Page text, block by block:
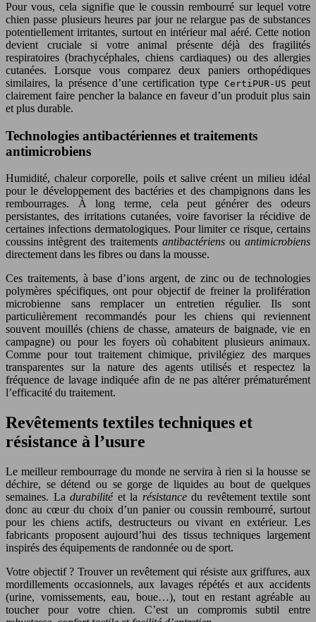
Pour vous, cela signifie que le coussin rembourré sur lequel votre
chien passe plusieurs heures par jour ne relargue pas de substances
potentiellement irritantes, surtout en intérieur mal aéré. Cette notion
devient cruciale si votre animal présente déjà des fragilités
respiratoires (brachycéphales, chiens cardiaques) ou des allergies
cutanées. Lorsque vous comparez deux paniers orthopédiques
similaires, la présence d’une certification type CertiPUR-US peut
clairement faire pencher la balance en faveur d’un produit plus sain
et plus durable.
Technologies antibactériennes et traitements
antimicrobiens
Humidité, chaleur corporelle, poils et salive créent un milieu idéal
pour le développement des bactéries et des champignons dans les
rembourrages. À long terme, cela peut générer des odeurs
persistantes, des irritations cutanées, voire favoriser la récidive de
certaines infections dermatologiques. Pour limiter ce risque, certains
coussins intègrent des traitements antibactériensouantimicrobiens
directement dans les fibres ou dans la mousse.
Ces traitements, à base d’ions argent, de zinc ou de technologies
polymères spécifiques, ont pour objectif de freiner la prolifération
microbienne sans remplacer un entretien régulier. Ils sont
particulièrement recommandés pour les chiens qui reviennent
souvent mouillés (chiens de chasse, amateurs de baignade, vie en
campagne) ou pour les foyers où cohabitent plusieurs animaux.
Comme pour tout traitement chimique, privilégiez des marques
transparentes sur la nature des agents utilisés et respectez la
fréquence de lavage indiquée afin de ne pas altérer prématurément
l’efficacité du traitement.
Revêtements textiles techniques et
résistance à l’usure
Le meilleur rembourrage du monde ne servira à rien si la housse se
déchire, se détend ou se gorge de liquides au bout de quelques
semaines. Ladurabilitéet la résistancedu revêtement textile sont
donc au cœur du choix d’un panier ou coussin rembourré, surtout
pour les chiens actifs, destructeurs ou vivant en extérieur. Les
fabricants proposent aujourd’hui des tissus techniques largement
inspirés des équipements de randonnée ou de sport.
Votre objectif ? Trouver un revêtement qui résiste aux griffures, aux
mordillements occasionnels, aux lavages répétés et aux accidents
(urine, vomissements, eau, boue…), tout en restant agréable au
toucher pour votre chien. C’est un compromis subtil entre